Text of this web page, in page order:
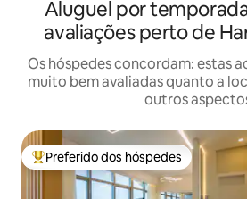
Aluguel por
avaliações perto de
Os hóspedes concordam: estas
muito bem avaliadas quanto a
outros
Entre os melhores preferidos dos
Preferido dos hóspedes